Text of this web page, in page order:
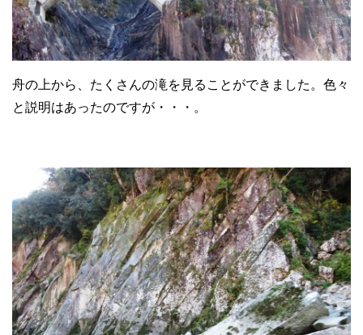
舟の上から、たくさんの滝を見ることができました。色々
と説明はあったのですが・・・。